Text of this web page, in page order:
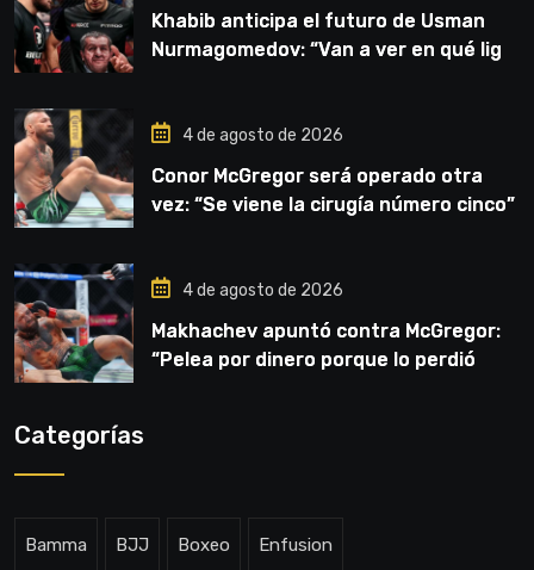
Khabib anticipa el futuro de Usman
Nurmagomedov: “Van a ver en qué liga
4 de agosto de 2026
Conor McGregor será operado otra
vez: “Se viene la cirugía número cinco”
4 de agosto de 2026
Makhachev apuntó contra McGregor:
“Pelea por dinero porque lo perdió
Categorías
Bamma BJJ Boxeo Enfusion